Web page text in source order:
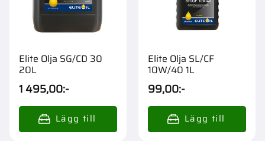
Elite Olja SG/CD 30
20L
1 495,00:-
Elite Olja SL/CF
10W/40 1L
99,00:-